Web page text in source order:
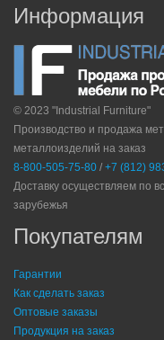
Информация
© 2023 "Industrial Furniture"
Производство и продажа
металлоизделий на заказ
8-800-505-75-80 / +7 (812)
Доставку осуществляем по
зарубежья
Покупателям
Гарантии
Как сделать заказ
Оптовые заказы
Продукция на заказ